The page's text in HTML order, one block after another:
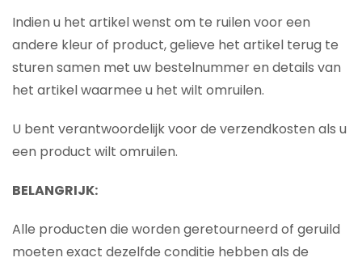
Indien u het artikel wenst om te ruilen voor een
andere kleur of product, gelieve het artikel terug te
sturen samen met uw bestelnummer en details van
het artikel waarmee u het wilt omruilen.
U bent verantwoordelijk voor de verzendkosten als u
een product wilt omruilen.
BELANGRIJK:
Alle producten die worden geretourneerd of geruild
moeten exact dezelfde conditie hebben als de